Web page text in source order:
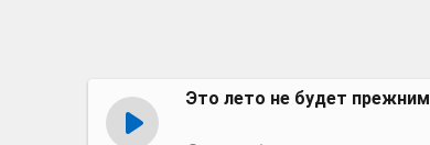
Это лето не будет прежним